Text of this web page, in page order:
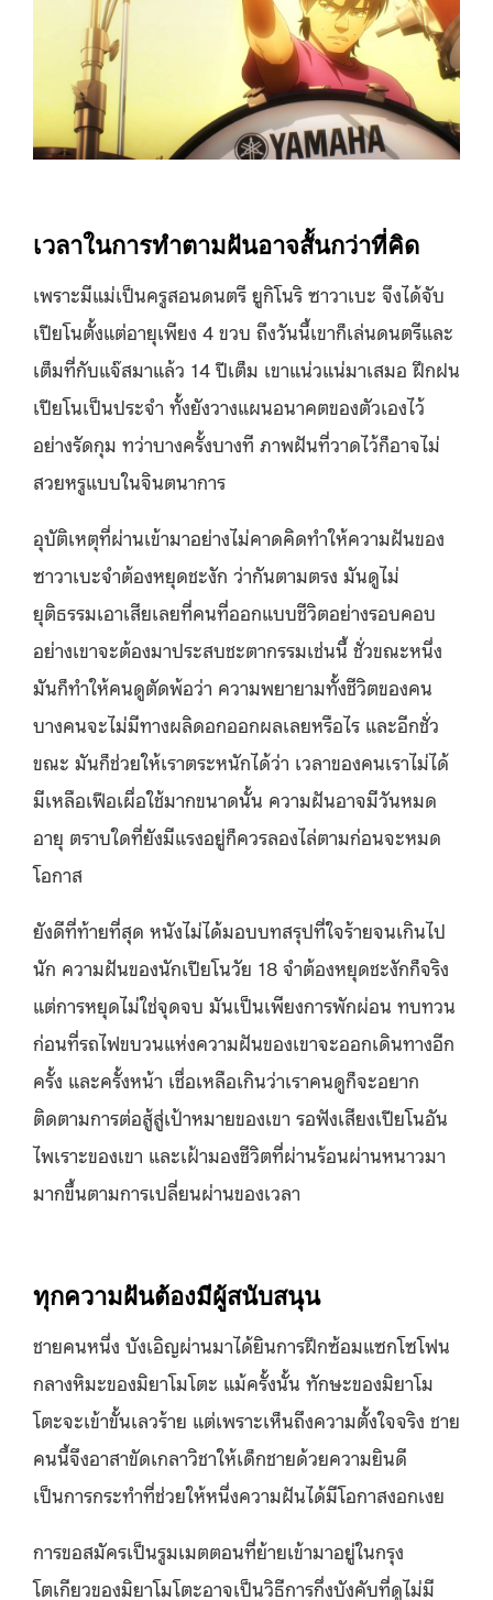
เวลาในการทำตามฝันอาจสั้นกว่าที่คิด
เพราะมีแม่เป็นครูสอนดนตรี ยูกิโนริ ซาวาเบะ จึงได้จับ
เปียโนตั้งแต่อายุเพียง 4 ขวบ ถึงวันนี้เขาก็เล่นดนตรีและ
เต็มที่กับแจ๊สมาแล้ว 14 ปีเต็ม เขาแน่วแน่มาเสมอ ฝึกฝน
เปียโนเป็นประจำ ทั้งยังวางแผนอนาคตของตัวเองไว้
อย่างรัดกุม ทว่าบางครั้งบางที ภาพฝันที่วาดไว้ก็อาจไม่
สวยหรูแบบในจินตนาการ
อุบัติเหตุที่ผ่านเข้ามาอย่างไม่คาดคิดทำให้ความฝันของ
ซาวาเบะจำต้องหยุดชะงัก ว่ากันตามตรง มันดูไม่
ยุติธรรมเอาเสียเลยที่คนที่ออกแบบชีวิตอย่างรอบคอบ
อย่างเขาจะต้องมาประสบชะตากรรมเช่นนี้ ชั่วขณะหนึ่ง
มันก็ทำให้คนดูตัดพ้อว่า ความพยายามทั้งชีวิตของคน
บางคนจะไม่มีทางผลิดอกออกผลเลยหรือไร และอีกชั่ว
ขณะ มันก็ช่วยให้เราตระหนักได้ว่า เวลาของคนเราไม่ได้
มีเหลือเฟือเผื่อใช้มากขนาดนั้น ความฝันอาจมีวันหมด
อายุ ตราบใดที่ยังมีแรงอยู่ก็ควรลองไล่ตามก่อนจะหมด
โอกาส
ยังดีที่ท้ายที่สุด หนังไม่ได้มอบบทสรุปที่ใจร้ายจนเกินไป
นัก ความฝันของนักเปียโนวัย 18 จำต้องหยุดชะงักก็จริง
แต่การหยุดไม่ใช่จุดจบ มันเป็นเพียงการพักผ่อน ทบทวน
ก่อนที่รถไฟขบวนแห่งความฝันของเขาจะออกเดินทางอีก
ครั้ง และครั้งหน้า เชื่อเหลือเกินว่าเราคนดูก็จะอยาก
ติดตามการต่อสู้สู่เป้าหมายของเขา รอฟังเสียงเปียโนอัน
ไพเราะของเขา และเฝ้ามองชีวิตที่ผ่านร้อนผ่านหนาวมา
มากขึ้นตามการเปลี่ยนผ่านของเวลา
ทุกความฝันต้องมีผู้สนับสนุน
ชายคนหนึ่ง บังเอิญผ่านมาได้ยินการฝึกซ้อมแซกโซโฟน
กลางหิมะของมิยาโมโตะ แม้ครั้งนั้น ทักษะของมิยาโม
โตะจะเข้าขั้นเลวร้าย แต่เพราะเห็นถึงความตั้งใจจริง ชาย
คนนี้จึงอาสาขัดเกลาวิชาให้เด็กชายด้วยความยินดี
เป็นการกระทำที่ช่วยให้หนึ่งความฝันได้มีโอกาสงอกเงย
การขอสมัครเป็นรูมเมตตอนที่ย้ายเข้ามาอยู่ในกรุง
โตเกียวของมิยาโมโตะอาจเป็นวิธีการกึ่งบังคับที่ดูไม่มี